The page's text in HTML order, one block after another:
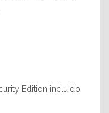
Edition incluido